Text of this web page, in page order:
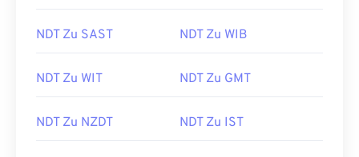
NDT Zu SAST NDT Zu WIB
NDT Zu WIT NDT Zu GMT
NDT Zu NZDT NDT Zu IST